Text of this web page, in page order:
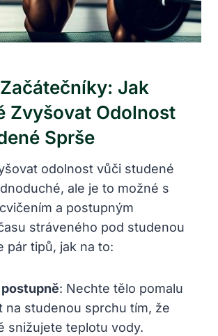
Jak
Zvyšovat Odolnost
Sprše
odolnost vůči studené
ale je to možné s
a postupným
stráveného pod studenou
pár tipů, jak na to:
: Nechte tělo pomalu
na studenou sprchu tím, že
snižujete teplotu vody.